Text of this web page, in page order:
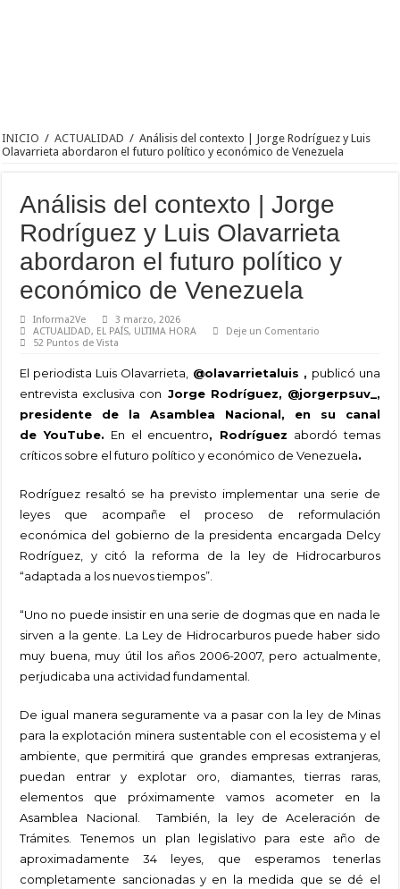
INICIO / ACTUALIDAD / Análisis del contexto | Jorge Rodríguez y Luis
Olavarrieta abordaron el futuro político y económico de Venezuela
Análisis del contexto | Jorge
Rodríguez y Luis Olavarrieta
abordaron el futuro político y
económico de Venezuela
Informa2Ve
3 marzo, 2026
ACTUALIDAD, EL PAÍS, ULTIMA HORA
Deje un Comentario
52 Puntos de Vista
El periodista Luis Olavarrieta, @olavarrietaluis , publicó una
entrevista exclusiva con Jorge Rodríguez, @jorgerpsuv_,
presidente de la Asamblea Nacional, en su canal
deYouTube. En el encuentro, Rodríguez abordó temas
críticos sobre el futuro político y económico de Venezuela.
Rodríguez resaltó se ha previsto implementar una serie de
leyes que acompañe el proceso de reformulación
económica del gobierno de la presidenta encargada Delcy
Rodríguez, y citó la reforma de la ley de Hidrocarburos
“adaptada a los nuevos tiempos”.
“Uno no puede insistir en una serie de dogmas que en nada le
sirven a la gente. La Ley de Hidrocarburos puede haber sido
muy buena, muy útil los años 2006-2007, pero actualmente,
perjudicaba una actividad fundamental.
De igual manera seguramente va a pasar con la ley de Minas
para la explotación minera sustentable con el ecosistema y el
ambiente, que permitirá que grandes empresas extranjeras,
puedan entrar y explotar oro, diamantes, tierras raras,
elementos que próximamente vamos acometer en la
Asamblea Nacional. También, la ley de Aceleración de
Trámites. Tenemos un plan legislativo para este año de
aproximadamente 34 leyes, que esperamos tenerlas
completamente sancionadas y en la medida que se dé el